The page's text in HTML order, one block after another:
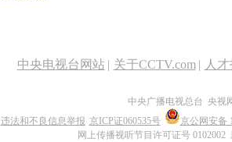
中央电视台网站 | 关于CCTV.com | 人
中央广播电视总台 央视
违法和不良信息举报 京ICP证060535号
京公网安备
网上传播视听节目许可证号 0102002